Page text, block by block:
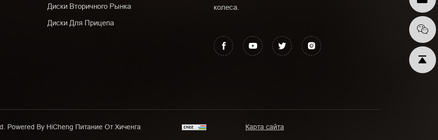
Диски Вторичного Рынка
Диски Для Прицепа
колеса.
Powered By HiCheng Питание От Хиченга Карта сайта